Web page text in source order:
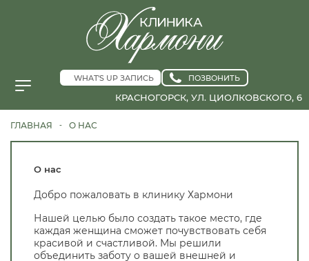
WHAT'S UP ЗАПИСЬ ПОЗВОНИТЬ
КРАСНОГОРСК, УЛ. ЦИОЛКОВСКОГО, 6
ГЛАВНАЯ - О НАС
О нас
Добро пожаловать в клинику Хармони
Нашей целью было создать такое место, где
каждая женщина сможет почувствовать себя
красивой и счастливой. Мы решили
объединить заботу о вашей внешней и